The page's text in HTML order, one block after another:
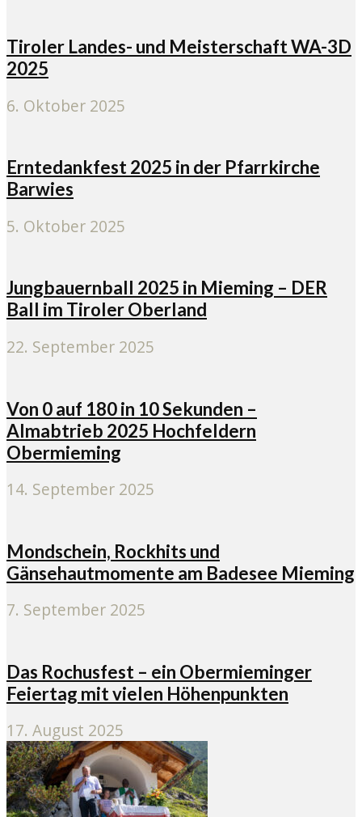
Tiroler Landes- und Meisterschaft WA-3D
2025
6. Oktober 2025
Erntedankfest 2025 in der Pfarrkirche
Barwies
5. Oktober 2025
Jungbauernball 2025 in Mieming – DER
Ball im Tiroler Oberland
22. September 2025
Von 0 auf 180 in 10 Sekunden –
Almabtrieb 2025 Hochfeldern
Obermieming
14. September 2025
Mondschein, Rockhits und
Gänsehautmomente am Badesee Mieming
7. September 2025
Das Rochusfest – ein Obermieminger
Feiertag mit vielen Höhenpunkten
17. August 2025